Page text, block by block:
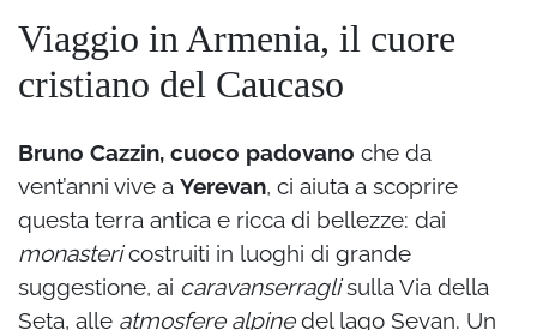
Viaggio in Armenia, il cuore
cristiano del Caucaso
Bruno Cazzin, cuoco padovano che da
vent’anni vive a Yerevan, ci aiuta a scoprire
questa terra antica e ricca di bellezze: dai
monastericostruiti in luoghi di grande
suggestione, ai caravanserraglisulla Via della
Seta, alle atmosfere alpinedel lago Sevan. Un